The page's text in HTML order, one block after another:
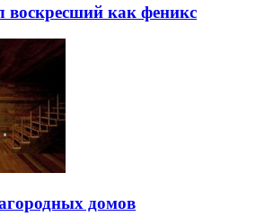
воскресший как феникс
домов